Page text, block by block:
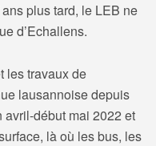
plus tard, le LEB ne
d’Echallens.
les travaux de
lausannoise depuis
avril-début mai 2022 et
là où les bus, les